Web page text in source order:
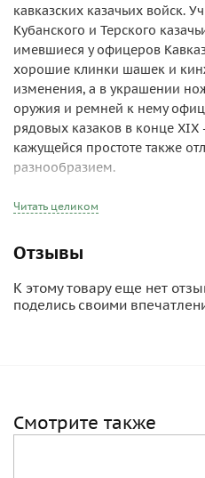
кавказских казачьих войск.
Кубанского и Терского
имевшиеся у офицеров
хорошие клинки шашек и
изменения, а в украшении
оружия и ремней к нему
рядовых казаков в конце XIX
кажущейся простоте также
разнообразием.
Читать целиком
Отзывы
К этому товару еще нет
поделись своими
Смотрите также